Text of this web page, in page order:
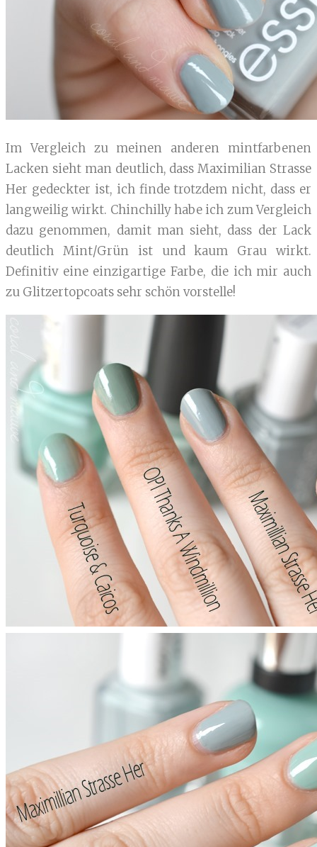
Im Vergleich zu meinen anderen mintfarbenen
Lacken sieht man deutlich, dass Maximilian Strasse
Her gedeckter ist, ich finde trotzdem nicht, dass er
langweilig wirkt. Chinchilly habe ich zum Vergleich
dazu genommen, damit man sieht, dass der Lack
deutlich Mint/Grün ist und kaum Grau wirkt.
Definitiv eine einzigartige Farbe, die ich mir auch
zu Glitzertopcoats sehr schön vorstelle!